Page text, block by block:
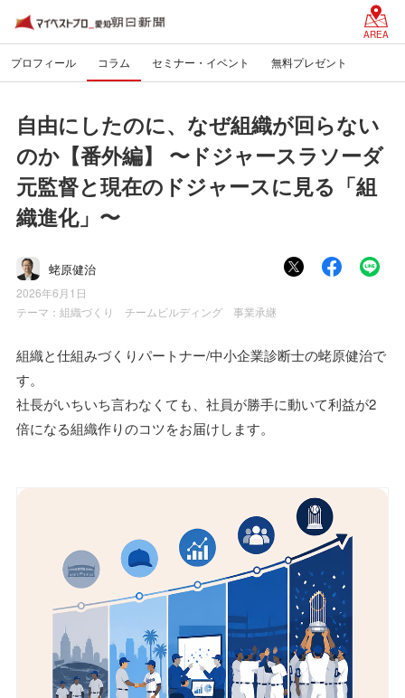
AREA
プロフィール コラム セミナー・イベント 無料プレゼント
自由にしたのに、なぜ組織が回らない
のか【番外編】 〜ドジャースラソーダ
元監督と現在のドジャースに見る「組
織進化」〜
蛯原健治
2026年6月1日
テーマ： 組織づくり チームビルディング 事業承継
組織と仕組みづくりパートナー/中小企業診断士の蛯原健治で
す。
社長がいちいち言わなくても、社員が勝手に動いて利益が2
倍になる組織作りのコツをお届けします。